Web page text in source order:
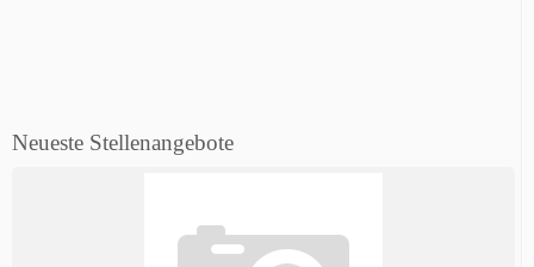
Neueste Stellenangebote